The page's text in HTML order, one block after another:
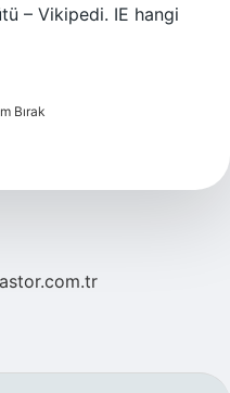
– Vikipedi. IE hangi
Bırak